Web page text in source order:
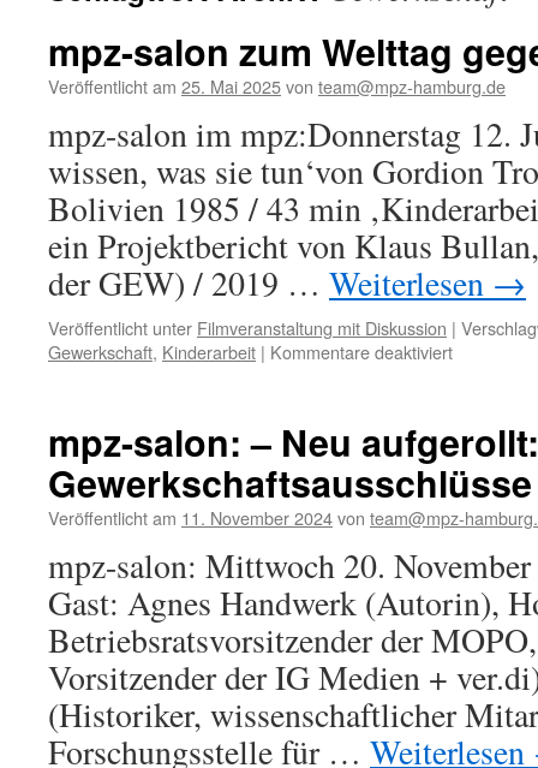
mpz-salon zum Welttag
Veröffentlicht am 25. Mai 2025von team@mpz-hamburg.de
mpz-salon im mpz:Donnerstag 12.
wissen, was sie tun‘von Gordion
Bolivien 1985 / 43 min
ein Projektbericht von Klaus
der GEW) / 2019 … Weiterlesen →
Veröffentlicht unter Filmveranstaltung mit Diskussion |
Gewerkschaft, Kinderarbeit | Kommentare deaktiviertfür
Welttag
gegen
mpz-salon: – Neu aufgerollt:
Veröffentlicht am 11. November 2024von team@mpz-
mpz-salon: Mittwoch 20.
Gast: Agnes Handwerk (Autorin),
Betriebsratsvorsitzender der
Vorsitzender der IG Medien +
(Historiker, wissenschaftlicher
Forschungsstelle für … Weiterlesen